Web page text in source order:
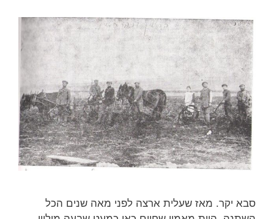
סבא יקר. מאז שעלית ארצה לפני מאה שנים הכל